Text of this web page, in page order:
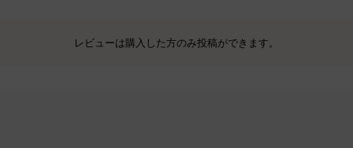
レビューは購入した方のみ投稿ができます。